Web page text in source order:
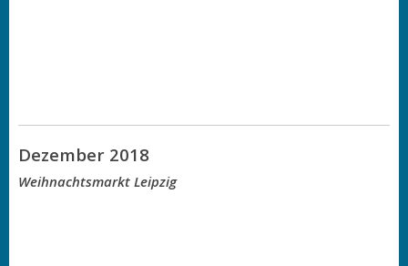
Dezember 2018
Weihnachtsmarkt Leipzig